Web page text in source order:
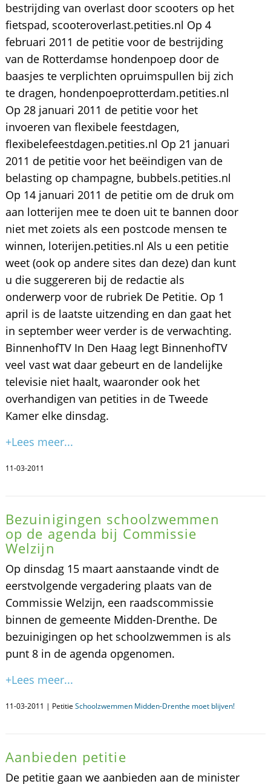
bestrijding van overlast door scooters op het
fietspad, scooteroverlast.petities.nl Op 4
februari 2011 de petitie voor de bestrijding
van de Rotterdamse hondenpoep door de
baasjes te verplichten opruimspullen bij zich
te dragen, hondenpoeprotterdam.petities.nl
Op 28 januari 2011 de petitie voor het
invoeren van flexibele feestdagen,
flexibelefeestdagen.petities.nl Op 21 januari
2011 de petitie voor het beëindigen van de
belasting op champagne, bubbels.petities.nl
Op 14 januari 2011 de petitie om de druk om
aan lotterijen mee te doen uit te bannen door
niet met zoiets als een postcode mensen te
winnen, loterijen.petities.nl Als u een petitie
weet (ook op andere sites dan deze) dan kunt
u die suggereren bij de redactie als
onderwerp voor de rubriek De Petitie. Op 1
april is de laatste uitzending en dan gaat het
in september weer verder is de verwachting.
BinnenhofTV In Den Haag legt BinnenhofTV
veel vast wat daar gebeurt en de landelijke
televisie niet haalt, waaronder ook het
overhandigen van petities in de Tweede
Kamer elke dinsdag.
+Lees meer...
11-03-2011
Bezuinigingen schoolzwemmen
op de agenda bij Commissie
Welzijn
Op dinsdag 15 maart aanstaande vindt de
eerstvolgende vergadering plaats van de
Commissie Welzijn, een raadscommissie
binnen de gemeente Midden-Drenthe. De
bezuinigingen op het schoolzwemmen is als
punt 8 in de agenda opgenomen.
+Lees meer...
11-03-2011 | Petitie Schoolzwemmen Midden-Drenthe moet blijven!
Aanbieden petitie
De petitie gaan we aanbieden aan de minister